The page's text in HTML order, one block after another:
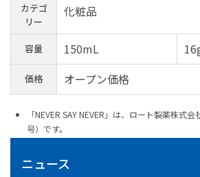
カテゴ
リー
化粧品
容量 150mL
価格 オープン価格
「NEVER SAY NEVER」は、ロート製薬株式
号）です。
ニュース